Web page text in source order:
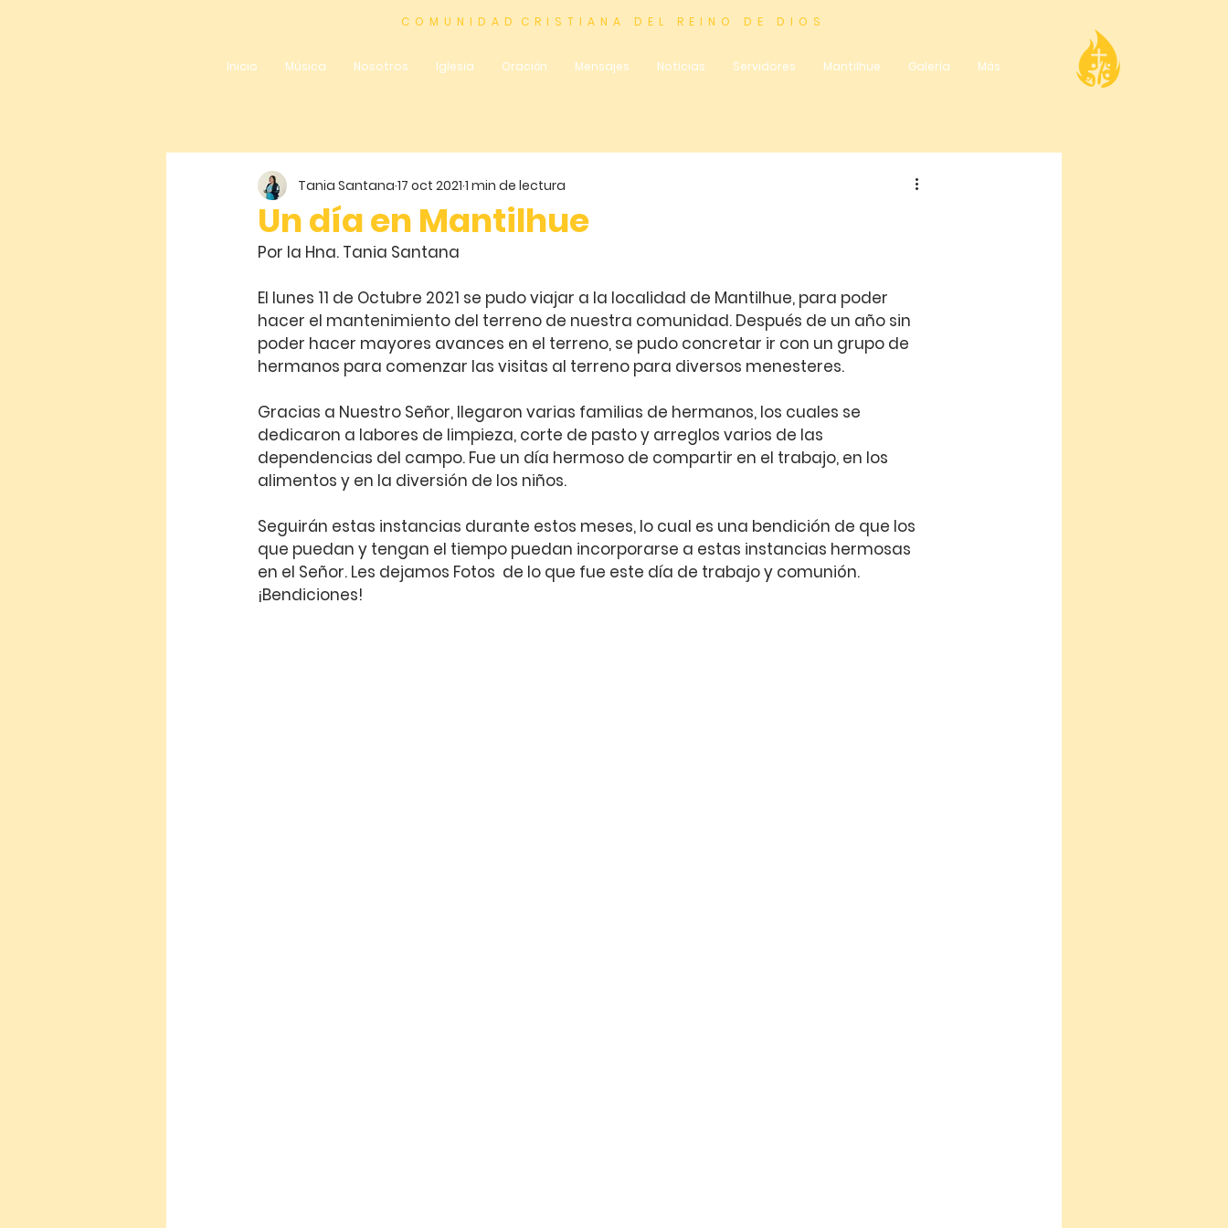
C O M U N I D A D C R I S T I A N A D E L R E I N O D E D I O S
Inicio Música Nosotros Iglesia Oración Mensajes Noticias Servidores Mantilhue Galería Más
Un día en Mantilhue
Tania Santana 17 oct 2021 1 min de lectura
Por la Hna. Tania Santana
El lunes 11 de Octubre 2021 se pudo viajar a la localidad de Mantilhue, para poder
hacer el mantenimiento del terreno de nuestra comunidad. Después de un año sin
poder hacer mayores avances en el terreno, se pudo concretar ir con un grupo de
hermanos para comenzar las visitas al terreno para diversos menesteres.
Gracias a Nuestro Señor, llegaron varias familias de hermanos, los cuales se
dedicaron a labores de limpieza, corte de pasto y arreglos varios de las
dependencias del campo. Fue un día hermoso de compartir en el trabajo, en los
alimentos y en la diversión de los niños.
Seguirán estas instancias durante estos meses, lo cual es una bendición de que los
que puedan y tengan el tiempo puedan incorporarse a estas instancias hermosas
en el Señor. Les dejamos Fotos  de lo que fue este día de trabajo y comunión.
¡Bendiciones!